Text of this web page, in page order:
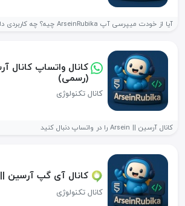
آیا از خودت میپرسی آپ ArseinRubika چیه؟ چه کاربردی داره؟ قابلیت هاش...
(رسمی)
کانال تکنولوژی
‏کانال آرسین || Arsein را در واتساپ دنبال کنید
کانال آی گپ آرسین || Arsein (رسمی)
کانال تکنولوژی